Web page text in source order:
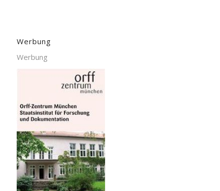
Werbung
Werbung